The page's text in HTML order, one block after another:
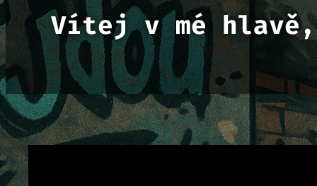
Vítej v mé hlavě,